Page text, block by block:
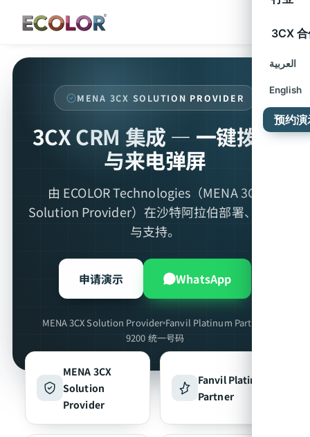
3CX
العربية
English
预约演
MENA 3CX SOLUTION PROVIDER
3CX CRM 集成 — 一键拨号
与来电弹屏
由 ECOLOR Technologies（MENA 3CX
Solution Provider）在沙特阿拉伯部署、集成
与支持。
申请演示 WhatsApp
MENA 3CX Solution Provider Fanvil Platinum Partner
9200 统一号码
MENA 3CX
Solution
Provider
Fanvil Platinum
Partner